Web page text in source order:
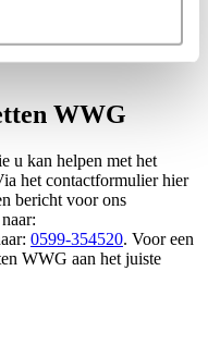
Manhattan (16+),
(16+). Met deze games
smartphone een heuse
WWG
u kan helpen met het
het contactformulier hier
bericht voor ons
0599-354520. Voor een
WWG aan het juiste